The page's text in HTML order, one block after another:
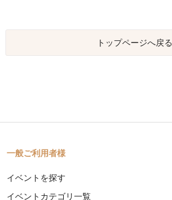
トップページへ戻る
一般ご利用者様
イベントを探す
イベントカテゴリ一覧